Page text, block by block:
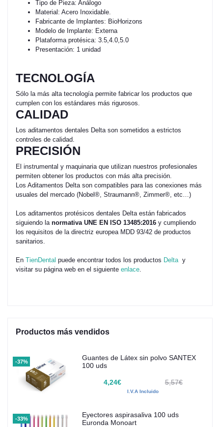
Tipo de Pieza: Análogo
Material: Acero Inoxidable.
Fabricante de Implantes: BioHorizons
Modelo de Implante: Externa
Plataforma protésica: 3.5,4.0,5.0
Presentación: 1 unidad
TECNOLOGÍA
Sólo la más alta tecnología permite fabricar los productos que
cumplen con los estándares más rigurosos.
CALIDAD
Los aditamentos dentales Delta son sometidos a estrictos
controles de calidad.
PRECISIÓN
El instrumental y maquinaria que utilizan nuestros profesionales
permiten obtener los productos con más alta precisión.
Los Aditamentos Delta son compatibles para las conexiones más
usuales del mercado (Nobel®, Straumann®, Zimmer®, etc…)
Los aditamentos protésicos dentales Delta están fabricados
siguiendo la normativa UNE EN ISO 13485:2016 y cumpliendo
los requisitos de la directriz europea MDD 93/42 de productos
sanitarios.
En TienDental puede encontrar todos los productos Delta y
visitar su página web en el siguiente enlace
Productos más vendidos
-37%
Guantes de Látex sin polvo SANTEX
100 uds
4,24€ 5,57€
I.V.A Incluido
-33%
Eyectores aspirasaliva 100 uds
Euronda Monoart